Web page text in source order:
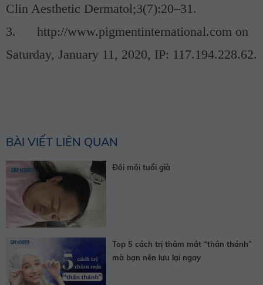
Clin Aesthetic Dermatol;3(7):20–31.
3. http://www.pigmentinternational.com on
Saturday, January 11, 2020, IP: 117.194.228.62.
BÀI VIẾT LIÊN QUAN
Đồi mồi tuổi già
Top 5 cách trị thâm mắt “thần thánh”
mà bạn nên lưu lại ngay